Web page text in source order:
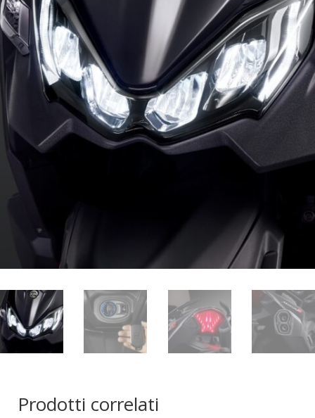
Prodotti correlati